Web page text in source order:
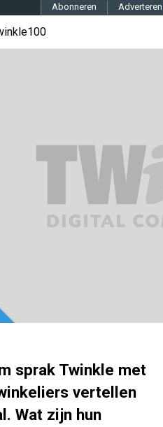
Abonneren Adverteren
sprak Twinkle met
vertellen
Wat zijn hun